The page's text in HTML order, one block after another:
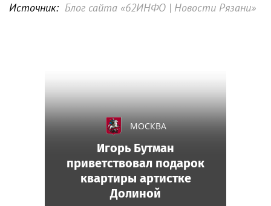
Источник: Блог сайта «62ИНФО | Новости Рязани»
МОСКВА
Игорь Бутман
приветствовал подарок
квартиры артистке
Долиной